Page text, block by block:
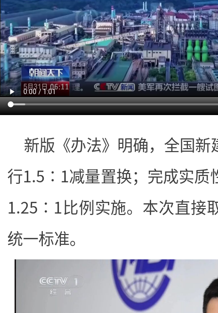
新版《办法》明确，全国新
行1.5∶1减量置换；完成实质
1.25∶1比例实施。本次直接
统一标准。